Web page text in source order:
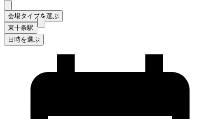
会場タイプを選ぶ
東十条駅
日時を選ぶ